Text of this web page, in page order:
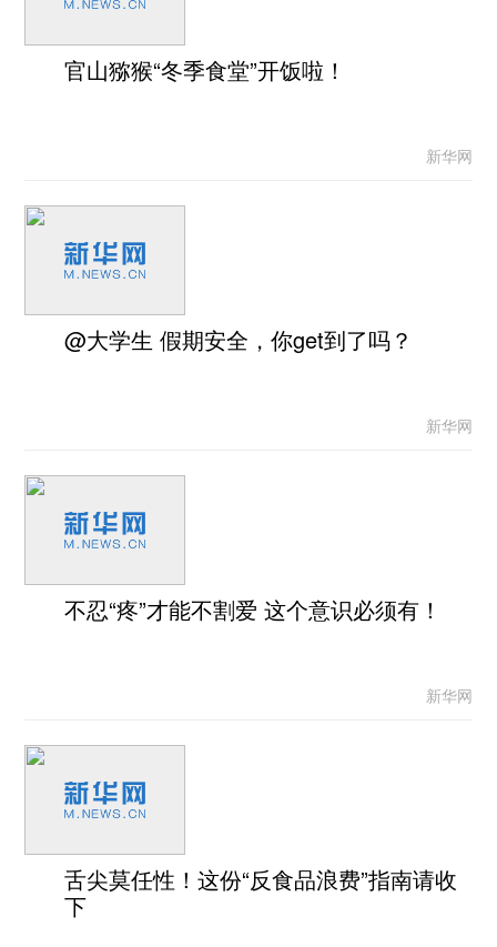
官山猕猴“冬季食堂”开饭啦！
新华网
@大学生 假期安全，你get到了吗？
新华网
不忍“疼”才能不割爱 这个意识必须有！
新华网
舌尖莫任性！这份“反食品浪费”指南请收
下